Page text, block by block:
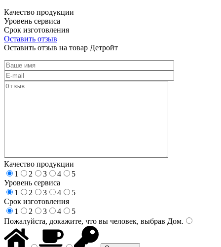
Качество продукции
Уровень сервиса
Срок изготовления
Оставить отзыв
Оставить отзыв на товар Детройт
Качество продукции
1
2 3 4
5
Уровень сервиса
1
2 3 4
5
Срок изготовления
1
2 3 4
5
Пожалуйста, докажите, что вы человек, выбрав Дом.